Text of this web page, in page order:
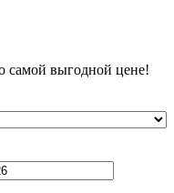
самой выгодной цене!